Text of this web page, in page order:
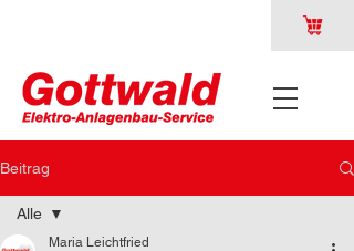
Beitrag
Alle
Maria Leichtfried